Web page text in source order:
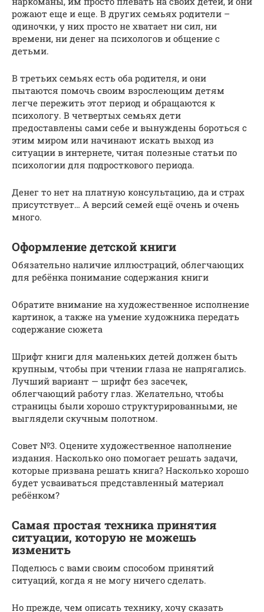
рожают еще и еще. В других семьях родители –
одиночки, у них просто не хватает ни сил, ни
времени, ни денег на психологов и общение с
детьми.
В третьих семьях есть оба родителя, и они
пытаются помочь своим взрослеющим детям
легче пережить этот период и обращаются к
психологу. В четвертых семьях дети
предоставлены сами себе и вынуждены бороться с
этим миром или начинают искать выход из
ситуации в интернете, читая полезные статьи по
психологии для подросткового периода.
Денег то нет на платную консультацию, да и страх
присутствует… А версий семей ещё очень и очень
много.
Оформление детской книги
Обязательно наличие иллюстраций, облегчающих
для ребёнка понимание содержания книги
Обратите внимание на художественное исполнение
картинок, а также на умение художника передать
содержание сюжета
Шрифт книги для маленьких детей должен быть
крупным, чтобы при чтении глаза не напрягались.
Лучший вариант — шрифт без засечек,
облегчающий работу глаз. Желательно, чтобы
страницы были хорошо структурированными, не
выглядели скучным полотном.
Совет №3. Оцените художественное наполнение
издания. Насколько оно помогает решать задачи,
которые призвана решать книга? Насколько хорошо
будет усваиваться представленный материал
ребёнком?
Самая простая техника принятия
ситуации, которую не можешь
изменить
Поделюсь с вами своим способом принятий
ситуаций, когда я не могу ничего сделать.
Но прежде, чем описать технику, хочу сказать